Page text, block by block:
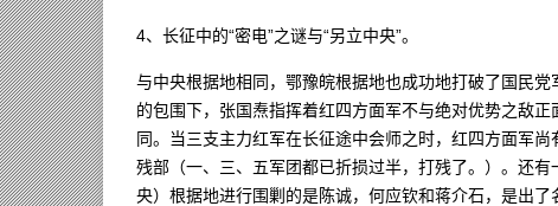
4、长征中的“密电”之谜与“另立中央”。
与中央根据地相同，鄂豫皖根据地也成功地打破了国民
的包围下，张国焘指挥着红四方面军不与绝对优势之敌
同。当三支主力红军在长征途中会师之时，红四方面军
残部（一、三、五军团都已折损过半，打残了。）。还
央）根据地进行围剿的是陈诚，何应钦和蒋介石，是出